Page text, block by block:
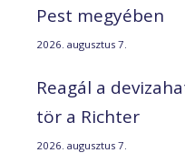
Pest megyében
2026. augusztus 7.
Reagál a
tör a Richter
2026. augusztus 7.